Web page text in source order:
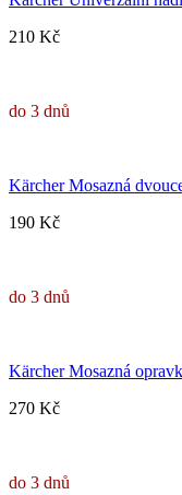
210 Kč
do 3 dnů
Kärcher Mosazná
190 Kč
do 3 dnů
Kärcher Mosazná
270 Kč
do 3 dnů